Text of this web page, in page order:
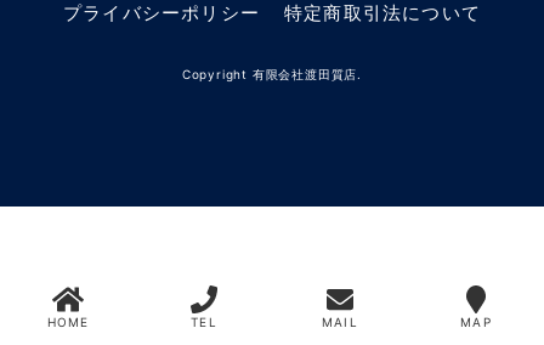
プライバシーポリシー 特定商取引法について
Copyright 有限会社渡田質店.
HOME TEL MAIL MAP